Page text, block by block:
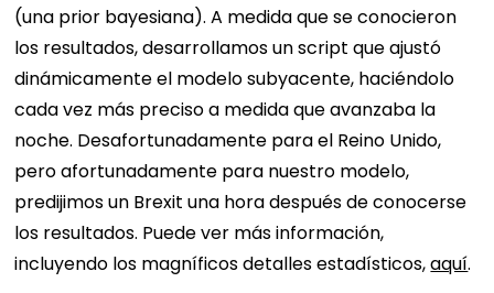
(una prior bayesiana). A medida que se conocieron
los resultados, desarrollamos un script que ajustó
dinámicamente el modelo subyacente, haciéndolo
cada vez más preciso a medida que avanzaba la
noche. Desafortunadamente para el Reino Unido,
pero afortunadamente para nuestro modelo,
predijimos un Brexit una hora después de conocerse
los resultados. Puede ver más información,
incluyendo los magníficos detalles estadísticos,aquí.